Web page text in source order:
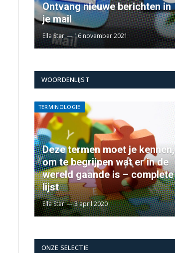
Ontvang nieuwe berichten in
je mail
Ella Ster 16 november 2021
WOORDENLIJST
TERMINOLOGIE
Deze termen moet je kennen,
om te begrijpen wat er in de
wereld gaande is – complete
lijst
Ella Ster 3 april 2020
ONZE SELECTIE